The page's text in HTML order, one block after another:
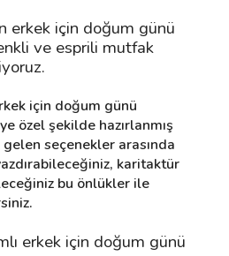
erkek için doğum günü
ve esprili mutfak
için doğum günü
özel şekilde hazırlanmış
seçenekler arasında
karitaktür
bu önlükler ile
erkek için doğum günü